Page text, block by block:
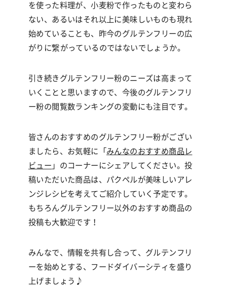
を使った料理が、小麦粉で作ったものと変わら
ない、あるいはそれ以上に美味しいものも現れ
始めていることも、昨今のグルテンフリーの広
がりに繋がっているのではないでしょうか。
引き続きグルテンフリー粉のニーズは高まって
いくことと思いますので、今後のグルテンフリ
ー粉の閲覧数ランキングの変動にも注目です。
皆さんのおすすめのグルテンフリー粉がござい
ましたら、お気軽に「 みんなのおすすめ商品レ
ビュー 」のコーナーにシェアしてください。投
稿いただいた商品は、パクペルが美味しいアレ
ンジレシピを考えてご紹介していく予定です。
もちろんグルテンフリー以外のおすすめ商品の
投稿も大歓迎です！
みんなで、情報を共有し合って、グルテンフリ
ーを始めとする、フードダイバーシティを盛り
上げましょう♪